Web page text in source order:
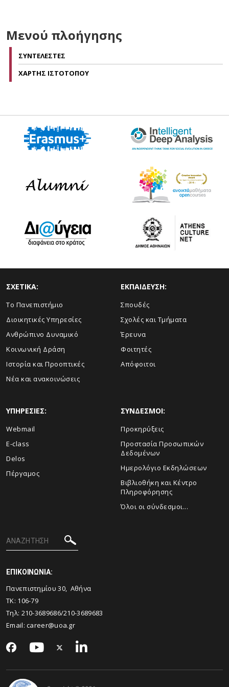
Μενού πλοήγησης
ΣΥΝΤΕΛΕΣΤΕΣ
ΧΑΡΤΗΣ ΙΣΤΟΤΟΠΟΥ
ΣΧΕΤΙΚΑ:
Το Πανεπιστήμιο
Διοικητικές Υπηρεσίες
Ανθρώπινο Δυναμικό
Κοινωνική Δράση
Ιστορία και Προοπτικές
Νέα και ανακοινώσεις
ΕΚΠΑΙΔΕΥΣΗ:
Σπουδές
Σχολές και Τμήματα
Έρευνα
Φοιτητές
Απόφοιτοι
ΥΠΗΡΕΣΙΕΣ:
Webmail
E-class
Delos
Πέργαμος
ΣΥΝΔΕΣΜΟΙ:
Προκηρύξεις
Προστασία Προσωπικών
Δεδομένων
Ημερολόγιο Εκδηλώσεων
Βιβλιοθήκη και Κέντρο
Πληροφόρησης
Όλοι οι σύνδεσμοι...
ΕΠΙΚΟΙΝΩΝΙΑ:
Πανεπιστημίου 30, Αθήνα
ΤΚ: 106-79
Τηλ: 210-3689686/210-3689683
Email: career@uoa.gr